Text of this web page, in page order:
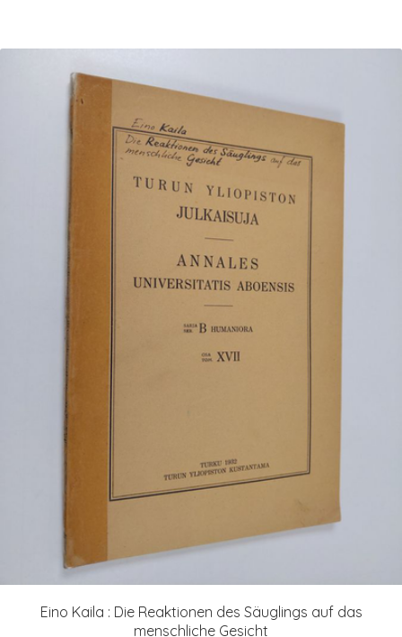
Eino Kaila : Die Reaktionen des Säuglings auf das
menschliche Gesicht